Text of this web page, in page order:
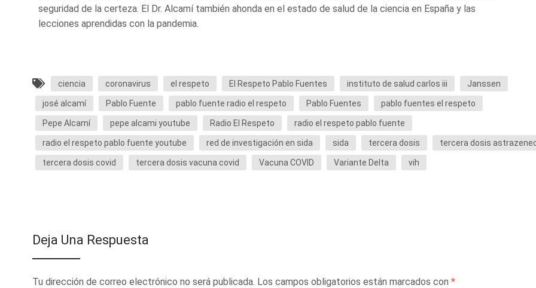
seguridad de la certeza. El Dr. Alcamí también ahonda en el estado de salud de la ciencia en España y las
lecciones aprendidas con la pandemia.
ciencia coronavirus el respeto El Respeto Pablo Fuentes instituto de salud carlos iii Janssen
josé alcamí Pablo Fuente pablo fuente radio el respeto Pablo Fuentes pablo fuentes el respeto
Pepe Alcamí pepe alcami youtube Radio El Respeto radio el respeto pablo fuente
radio el respeto pablo fuente youtube red de investigación en sida sida tercera dosis tercera dosis
tercera dosis covid tercera dosis vacuna covid Vacuna COVID Variante Delta vih
Deja Una Respuesta
Tu dirección de correo electrónico no será publicada. Los campos obligatorios están marcados con *